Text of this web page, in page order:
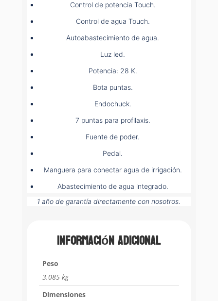
Control de potencia Touch.
Control de agua Touch.
Autoabastecimiento de agua.
Luz led.
Potencia: 28 K.
Bota puntas.
Endochuck.
7 puntas para profilaxis.
Fuente de poder.
Pedal.
Manguera para conectar agua de irrigación.
Abastecimiento de agua integrado.
1 año de garantía directamente con nosotros.
Información adicional
Peso
3.085 kg
Dimensiones